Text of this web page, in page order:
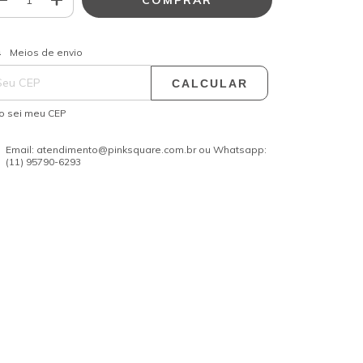
para o CEP:
Meios de envio
CALCULAR
sei meu CEP
Email: atendimento@pinksquare.com.brou Whatsapp:
(11) 95790-6293